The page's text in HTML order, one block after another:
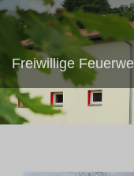
Freiwillige